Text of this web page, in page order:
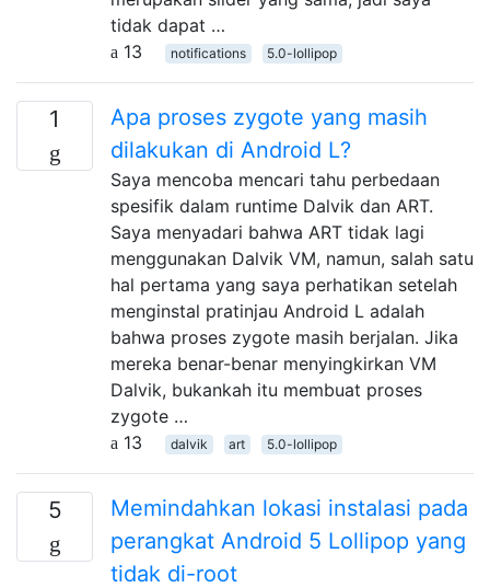
tidak dapat …
13
notifications 5.0-lollipop
1
Apa proses zygote yang masih
dilakukan di Android L?
Saya mencoba mencari tahu perbedaan
spesifik dalam runtime Dalvik dan ART.
Saya menyadari bahwa ART tidak lagi
menggunakan Dalvik VM, namun, salah satu
hal pertama yang saya perhatikan setelah
menginstal pratinjau Android L adalah
bahwa proses zygote masih berjalan. Jika
mereka benar-benar menyingkirkan VM
Dalvik, bukankah itu membuat proses
zygote …
13
dalvik art 5.0-lollipop
5
Memindahkan lokasi instalasi pada
perangkat Android 5 Lollipop yang
tidak di-root